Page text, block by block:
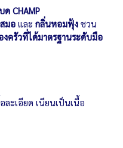
CHAMP
มอ และ กลิ่นหอมฟุ้ง ชวน
งครัวที่ได้มาตรฐานระดับมือ
ละเอียด เนียนเป็นเนื้อ